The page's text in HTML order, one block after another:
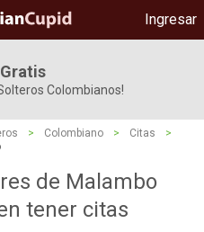
Ingresar
Colombianos!
> Colombiano > Citas
>
de Malambo
tener citas